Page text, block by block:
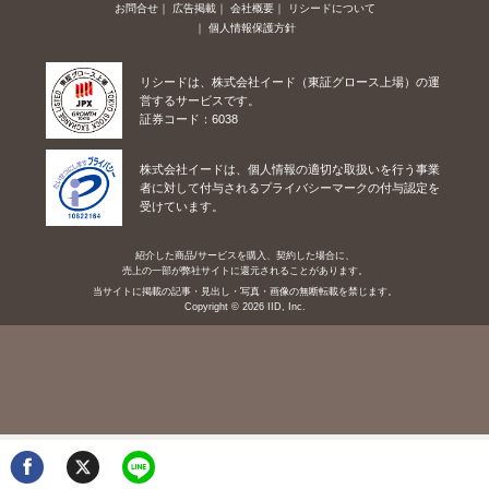
お問合せ 広告掲載 会社概要
リシードについて
個人情報保護方針
リシードは、株式会社イード（東証グロース上場）の運
営するサービスです。
証券コード：6038
株式会社イードは、個人情報の適切な取扱いを行う事業
者に対して付与されるプライバシーマークの付与認定を
受けています。
紹介した商品/サービスを購入、契約した場合に、
売上の一部が弊社サイトに還元されることがあります。
当サイトに掲載の記事・見出し・写真・画像の無断転載を禁じます。
Copyright © 2026 IID, Inc.